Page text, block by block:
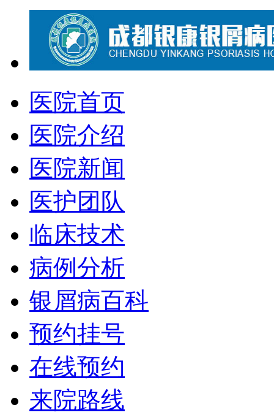
医院首页
医院介绍
医院新闻
医护团队
临床技术
病例分析
银屑病百科
预约挂号
在线预约
来院路线